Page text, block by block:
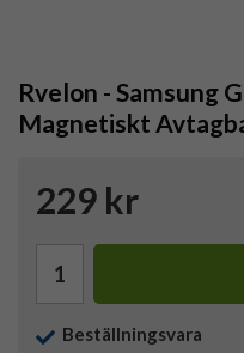
Rvelon - Samsung
Magnetiskt
229 kr
Beställningsvara